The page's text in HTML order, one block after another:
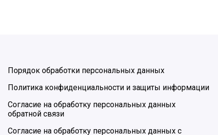
Порядок обработки персональных данных
Политика конфиденциальности и защиты информации
Согласие на обработку персональных данных
обратной связи
Согласие на обработку персональных данных с